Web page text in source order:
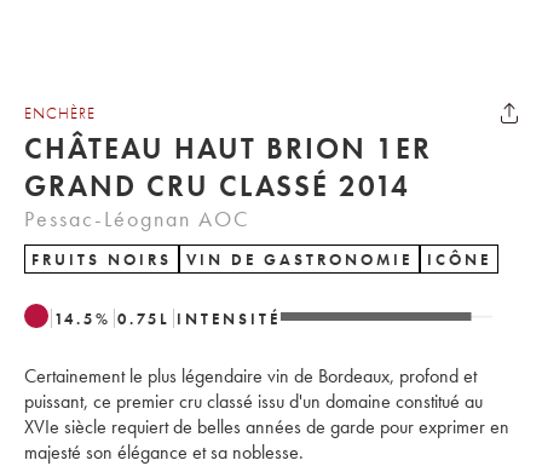
ENCHÈRE
CHÂTEAU HAUT BRION 1ER
GRAND CRU CLASSÉ 2014
Pessac-Léognan AOC
FRUITS NOIRS VIN DE GASTRONOMIE ICÔNE
14.5% 0.75 L INTENSITÉ
Certainement le plus légendaire vin de Bordeaux, profond et
puissant, ce premier cru classé issu d'un domaine constitué au
XVIe siècle requiert de belles années de garde pour exprimer en
majesté son élégance et sa noblesse.